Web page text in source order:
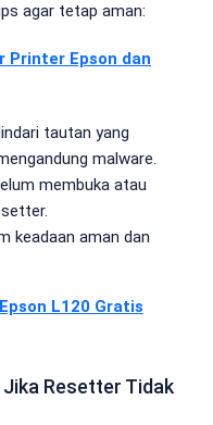
agar tetap aman:
Printer Epson dan
tautan yang
malware.
membuka atau
keadaan aman dan
L120 Gratis
Resetter Tidak